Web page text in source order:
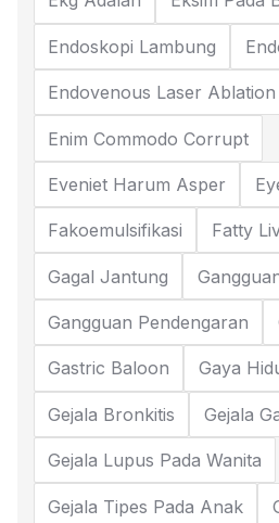
Endoskopi Lambung
Endovenous Laser Ablation
Enim Commodo Corrupt
Eveniet Harum Asper
Fakoemulsifikasi Fatty
Gagal Jantung
Gangguan Pendengaran
Gastric Baloon Gaya
Gejala Bronkitis Gejala
Gejala Lupus Pada Wanita
Gejala Tipes Pada Anak